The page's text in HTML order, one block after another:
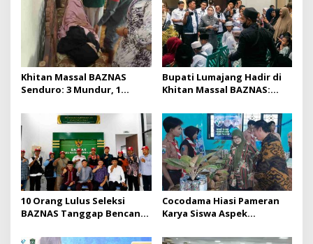
Khitan Massal BAZNAS
Senduro: 3 Mundur, 1
Bupati Lumajang Hadir di
Khitan Massal BAZNAS:
10 Orang Lulus Seleksi
BAZNAS Tanggap Bencana
Cocodama Hiasi Pameran
Karya Siswa Aspek